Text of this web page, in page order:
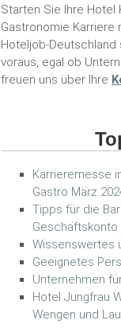
Starten Sie Ihre Hotel
Gastronomie Karriere
Hoteljob-
voraus, egal ob
freuen uns über Ihre
Karrieremesse
Gastro März
Tipps für die
Geschäftskonto
Wissenswertes
Geeignetes
Unternehmen
Hotel Jungfrau
Wengen und